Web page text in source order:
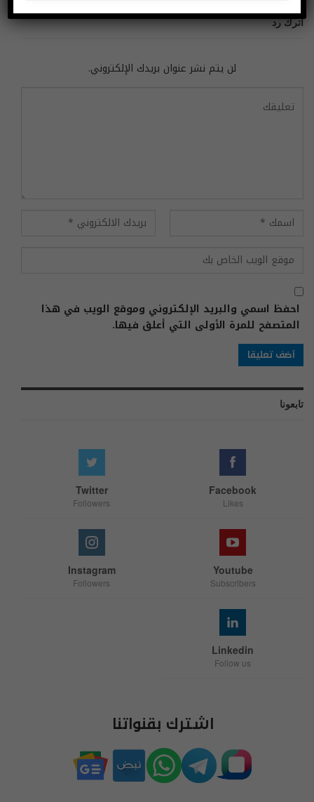
اترك رد
لن يتم نشر عنوان بريدك الإلكتروني.
احفظ اسمي والبريد الإلكتروني وموقع الويب في هذا
المتصفح للمرة الأولى التي أعلق فيها.
تابعونا
Facebook
Likes
Twitter
Followers
Youtube
Subscribers
Instagram
Followers
Linkedin
Follow us
اشترك بقنواتنا